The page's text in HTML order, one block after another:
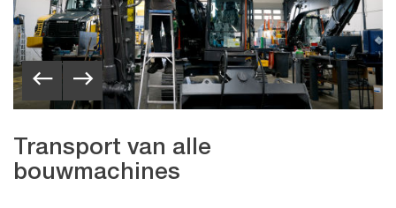
Transport van alle
bouwmachines